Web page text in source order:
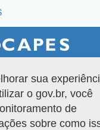
Todos os direitos reservados.
sua
o gov.br, você
de
sobre como